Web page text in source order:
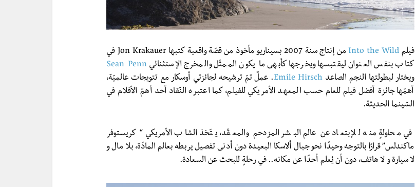
فيلم Into the Wild
من إنتاج سنة 2007 بسيناريو مأخوذ من قصّة واقعية كتبها Jon Krakauer في
كتاب بنفس العنوان ليقتبسها ويخرجها كأبهى ما يكون الممثّل والمخرج الإستثنائي Sean Penn
ويختار لبطولتها النجم الصاعد Emile Hirsch. عملٌ تمّ ترشيحه لجائزتي أوسكار مع تتويجات عالميّة،
أهمّها جائزة أفضل فيلم للعام حسب المعهد الأمريكي للفيلم، كما اعتبره النّقاد أحد أهمّ الأفلام في
السّينما الحديثة.
في محاولةٍ منه للإبتعاد عن عالم البشر المزدحم والمعقّد، يتّخذ الشاب الأمريكي “كريستوفر
ماكندلس” قرارًا بالتوجه وحيدًا نحو جبال ألاسكا البعيدة دون أدنى تفصيل يربطه بعالم المادّة، بلا مال و
لا سيارة و لا هاتف، دون أن يُعلم أحدًا عن مكانه.. في رحلةٍ للبحث عن السعادة.